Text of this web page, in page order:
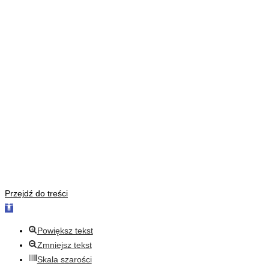
Przejdź do treści
Otwórz
narzędzi
Powiększ tekst
Zmniejsz tekst
Skala szarości